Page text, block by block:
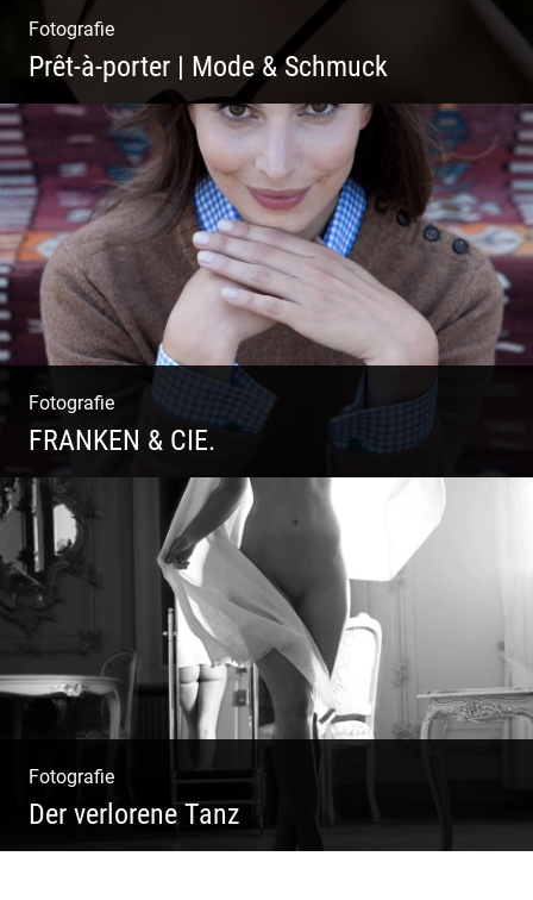
Fotografie
Prêt-à-porter | Mode & Schmuck
Fotografie
FRANKEN & CIE.
Katalog Shooting | Moderne Klassik |
Luxuriöse Mode | Country Style
Fotografie
Der verlorene Tanz